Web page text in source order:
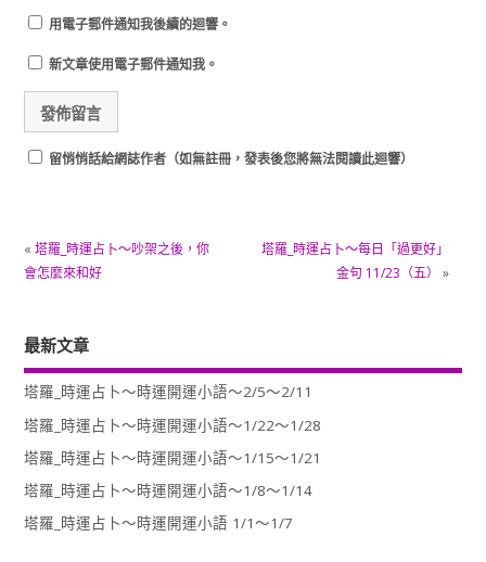
用電子郵件通知我後續的迴響。
新文章使用電子郵件通知我。
留悄悄話給網誌作者（如無註冊，發表後您將無法閱讀此迴響）
« 塔羅_時運占卜～吵架之後，你
會怎麼來和好
塔羅_時運占卜～每日「過更好」
金句 11/23（五）
»
最新文章
塔羅_時運占卜～時運開運小語～2/5～2/11
塔羅_時運占卜～時運開運小語～1/22～1/28
塔羅_時運占卜～時運開運小語～1/15～1/21
塔羅_時運占卜～時運開運小語～1/8～1/14
塔羅_時運占卜～時運開運小語 1/1～1/7